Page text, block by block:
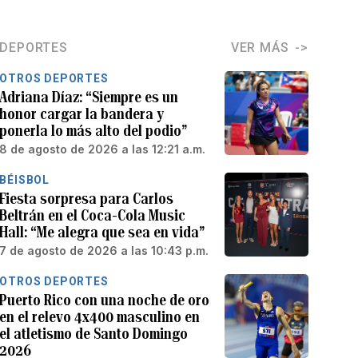
DEPORTES VER MÁS
OTROS DEPORTES
Adriana Díaz: “Siempre es un
honor cargar la bandera y
ponerla lo más alto del podio”
8 de agosto de 2026 a las 12:21 a.m.
BÉISBOL
Fiesta sorpresa para Carlos
Beltrán en el Coca-Cola Music
Hall: “Me alegra que sea en vida”
7 de agosto de 2026 a las 10:43 p.m.
OTROS DEPORTES
Puerto Rico con una noche de oro
en el relevo 4x400 masculino en
el atletismo de Santo Domingo
2026